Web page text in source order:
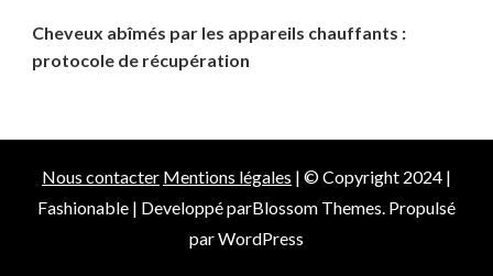
Cheveux abîmés par les appareils chauffants :
protocole de récupération
Nous contacter Mentions légales | © Copyright 2024 |
Fashionable | Developpé parBlossom Themes . Propulsé
parWordPress